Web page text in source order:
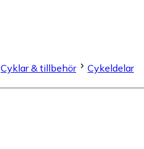
Cyklar & tillbehör
Cykeldelar